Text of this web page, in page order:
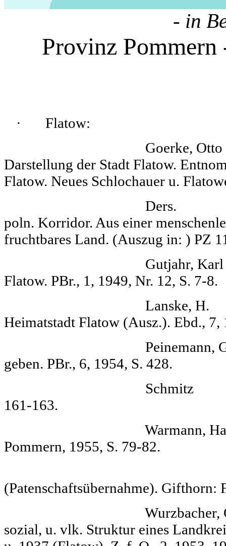
- in
Provinz
·
Flatow:
Goerke, Otto
Darstellung der Stadt Flatow.
Flatow. Neues Schlochauer u.
Ders. Der
poln. Korri­dor. Aus einer
fruchtbares Land. (Aus­zug in: ) PZ
Gutjahr, Karl
Flatow. PBr., 1, 1949, Nr. 12, S. 7-8.
Lanske, H.
Heimatstadt Flatow (Ausz.). Ebd., 7,
Peinemann, Georg
geben. PBr., 6, 1954, S. 428.
Schmitz Flatow.
161-163.
Warmann, Hans
Pommern, 1955, S. 79-82.
(Patenschaftsüber­nahme). Gifthorn:
Wurzbacher,
sozial, u. vlk. Struktur eines